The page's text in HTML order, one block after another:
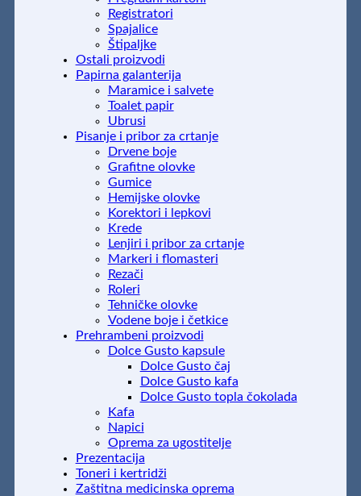
Registratori
Spajalice
Štipaljke
Ostali proizvodi
Papirna galanterija
Maramice i salvete
Toalet papir
Ubrusi
Pisanje i pribor za crtanje
Drvene boje
Grafitne olovke
Gumice
Hemijske olovke
Korektori i lepkovi
Krede
Lenjiri i pribor za crtanje
Markeri i flomasteri
Rezači
Roleri
Tehničke olovke
Vodene boje i četkice
Prehrambeni proizvodi
Dolce Gusto kapsule
Dolce Gusto čaj
Dolce Gusto kafa
Dolce Gusto topla čokolada
Kafa
Napici
Oprema za ugostitelje
Prezentacija
Toneri i kertridži
Zaštitna medicinska oprema